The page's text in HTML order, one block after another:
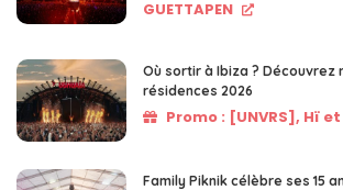
GUETTAPEN
Où sortir à Ibiza ? Découvrez
résidences 2026
Promo : [UNVRS], Hï
Family Piknik célèbre ses 15